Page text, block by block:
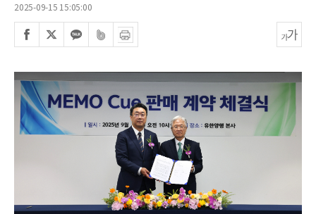
2025-09-15 15:05:00